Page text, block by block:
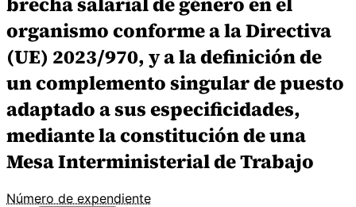
organismo conforme a la Directiva
(UE) 2023/970, y a la definición de
un complemento singular de puesto
adaptado a sus especificidades,
mediante la constitución de una
Mesa Interministerial de Trabajo
Número de expendiente